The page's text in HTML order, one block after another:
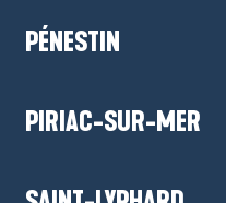
PÉNESTIN
PIRIAC-SUR-MER
par
. Prêt à en
qui borde toutes les côtes
nord au sud, du Mont-Saint-